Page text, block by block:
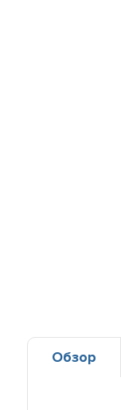
Обзор